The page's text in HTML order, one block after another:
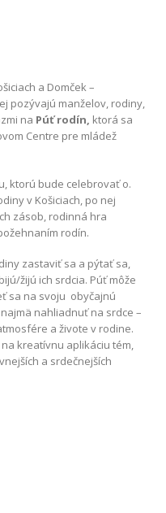
a Domček –
pozývajú manželov, rodiny,
na Púť rodín, ktorá sa
Centre pre mládež
ktorú bude celebrovať o.
v Košiciach, po nej
zásob, rodinná hra
rodín.
zastaviť sa a pýtať sa,
žijú ich srdcia. Púť môže
sa na svoju obyčajnú
nahliadnuť na srdce –
a živote v rodine.
kreatívnu aplikáciu tém,
a srdečnejších